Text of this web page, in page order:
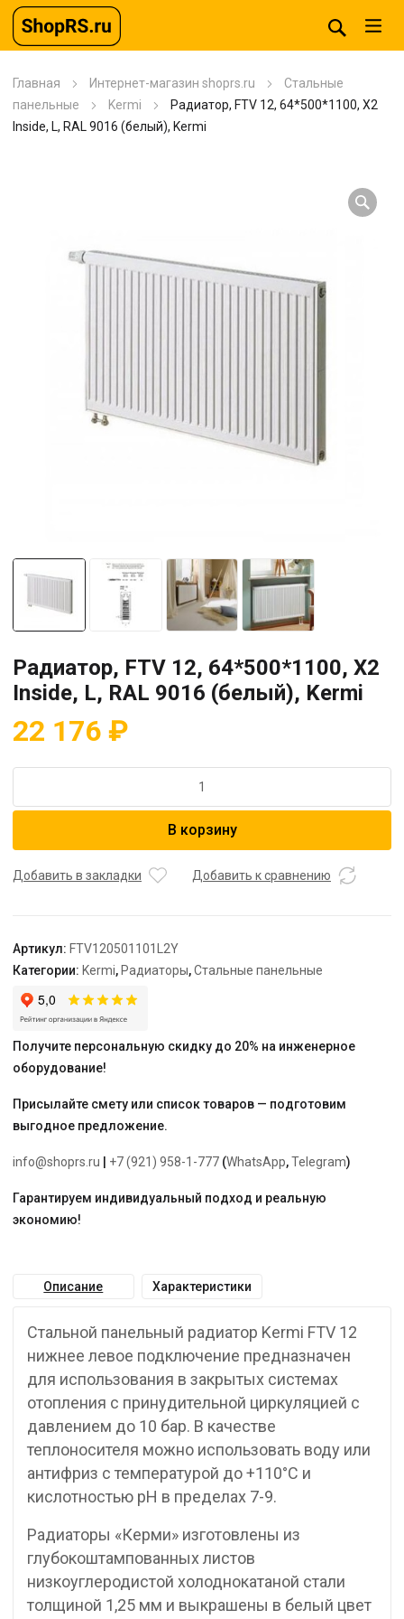
Главная Интернет-магазин shoprs.ru
Стальные
панельные
Kermi
Радиатор, FTV 12, 64*500*1100, X2
Inside, L, RAL 9016 (белый), Kermi
Радиатор, FTV 12, 64*500*1100, X2
Inside, L, RAL 9016 (белый), Kermi
22 176 ₽
Радиатор,
64*500*1100,
RAL
9016
(белый),
Kermi
В корзину
Добавить в закладки Добавить к сравнению
Артикул: FTV120501101L2Y
Категории: Kermi, Радиаторы,Стальные панельные
Получите персональную скидку до 20% на инженерное
оборудование!
Присылайте смету или список товаров — подготовим
выгодное предложение.
info@shoprs.ru +7 (921) 958-1-777 (WhatsApp,Telegram)
Гарантируем индивидуальный подход и реальную
экономию!
Описание Характеристики
Стальной панельный радиатор Kermi FTV 12
нижнее левое подключение предназначен
для использования в закрытых системах
отопления с принудительной циркуляцией с
давлением до 10 бар. В качестве
теплоносителя можно использовать воду или
антифриз с температурой до +110°C и
кислотностью pH в пределах 7-9.
Радиаторы «Керми» изготовлены из
глубокоштампованных листов
низкоуглеродистой холоднокатаной стали
толщиной 1,25 мм и выкрашены в белый цвет